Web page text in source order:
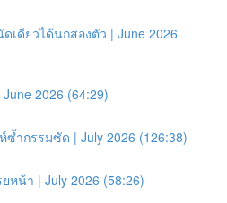
เดียวได้นกสองตัว | June 2026
2026 (64:29)
ซ้ำกรรมซัด | July 2026 (126:38)
หน้า | July 2026 (58:26)